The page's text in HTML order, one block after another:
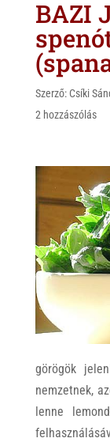
BAZI
Szerző: Csíki
2 hozzászólás
görögök
nemzetnek,
lenne